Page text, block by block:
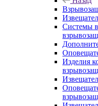
Системы
Изделия